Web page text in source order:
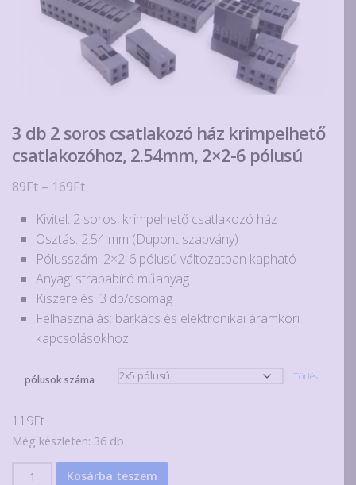
3 db 2 soros csatlakozó ház krimpelhető
csatlakozóhoz, 2.54mm, 2×2-6 pólusú
89Ft – 169FtÁrtartomány:
-
169Ft
Kivitel: 2 soros, krimpelhető csatlakozó ház
Osztás: 2.54 mm (Dupont szabvány)
Pólusszám: 2×2-6 pólusú változatban kapható
Anyag: strapabíró műanyag
Kiszerelés: 3 db/csomag
Felhasználás: barkács és elektronikai áramköri
kapcsolásokhoz
pólusok száma Törlés
119Ft
Még készleten: 36 db
Kosárba teszem